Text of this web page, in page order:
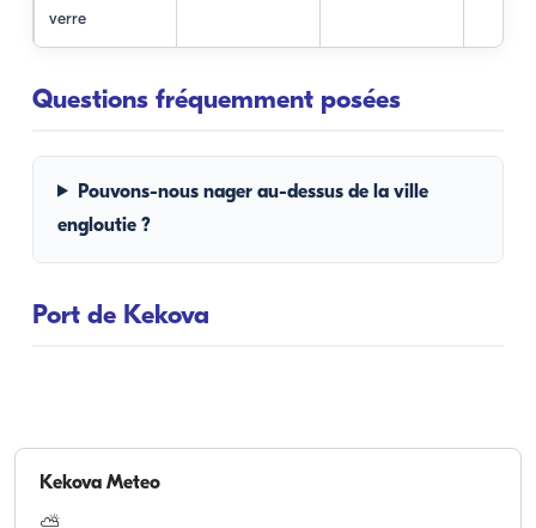
verre
Questions fréquemment posées
Pouvons-nous nager au-dessus de la ville
engloutie ?
Port de Kekova
Kekova Meteo
⛅